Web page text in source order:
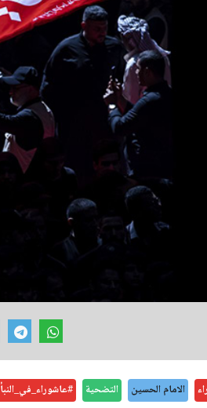
الامام الحسين التضحية #عاشوراء_في_النبأ